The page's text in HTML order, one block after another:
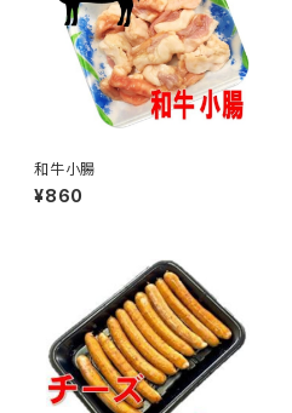
和牛小腸
¥860